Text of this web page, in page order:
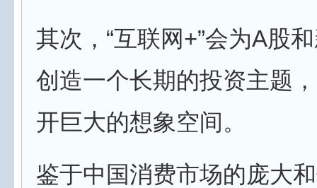
其次，“互联网+”会为A股
创造一个长期的投资主题
开巨大的想象空间。
鉴于中国消费市场的庞大